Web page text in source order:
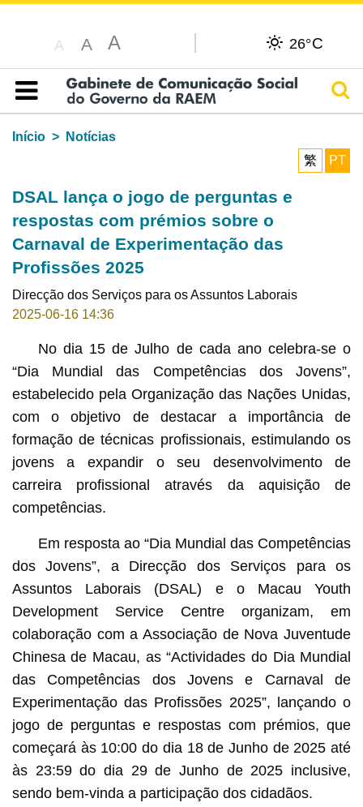
A A A 26°C
Índice
Início
Notícias
繁
PT
DSAL lança o jogo de perguntas e
respostas com prémios sobre o
Carnaval de Experimentação das
Profissões 2025
Direcção dos Serviços para os Assuntos Laborais
2025-06-16 14:36
No dia 15 de Julho de cada ano celebra-se o
“Dia Mundial das Competências dos Jovens”,
estabelecido pela Organização das Nações Unidas,
com o objetivo de destacar a importância de
formação de técnicas profissionais, estimulando os
jovens a expandir o seu desenvolvimento de
carreira profissional através da aquisição de
competências.
Em resposta ao “Dia Mundial das Competências
dos Jovens”, a Direcção dos Serviços para os
Assuntos Laborais (DSAL) e o Macau Youth
Development Service Centre organizam, em
colaboração com a Associação de Nova Juventude
Chinesa de Macau, as “Actividades do Dia Mundial
das Competências dos Jovens e Carnaval de
Experimentação das Profissões 2025”, lançando o
jogo de perguntas e respostas com prémios, que
começará às 10:00 do dia 18 de Junho de 2025 até
às 23:59 do dia 29 de Junho de 2025 inclusive,
sendo bem-vinda a participação dos cidadãos.